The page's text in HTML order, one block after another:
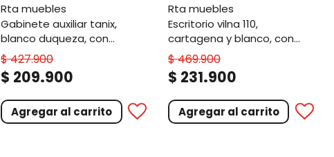
rta muebles
gabinete auxiliar tanix,
blanco duqueza, con
puertas corredizas zf
$427.900
$ 209.900
Agregar al carrito
rta muebles
escritorio vilna 110,
cartagena y blanco, con
amplia superficie de trabajo
$469.900
$ 231.900
Agregar al carrito